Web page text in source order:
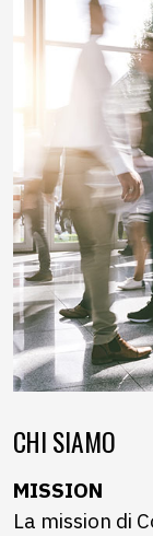
CHI SIAMO
MISSION
La mission di